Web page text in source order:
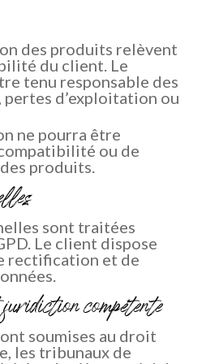
des produits relèvent
du client. Le
tenu responsable des
d’exploitation ou
ne pourra être
ou de
produits.
sont traitées
Le client dispose
rectification et de
compétente
soumises au droit
les tribunaux de